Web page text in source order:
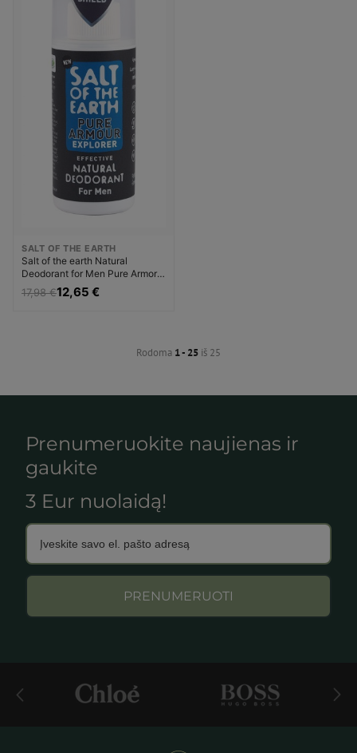
SALT OF THE EARTH
Salt of the earth Natural
Deodorant for Men Pure Armor
Explorer ( Natura l Deodorant)
Dezodorantas Dezodorantas ir
17,98 €12,65 €
Rodoma 1 - 25 iš 25
Prenumeruokite naujienas ir
gaukite
3 Eur nuolaidą!
PRENUMERUOTI